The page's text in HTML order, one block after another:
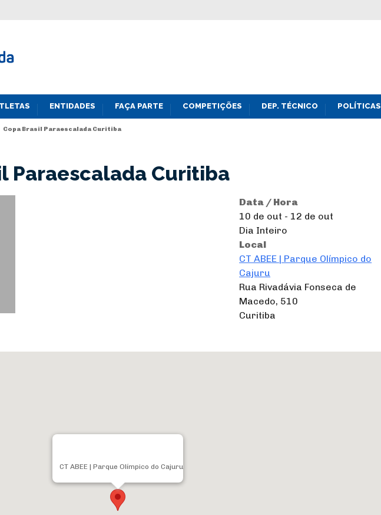
ENTIDADES FAÇA PARTE COMPETIÇÕES DEP. TÉCNICO POLÍTICAS
Copa Brasil Paraescalada Curitiba
Paraescalada Curitiba
Data / Hora
10 de out - 12 de out
Dia Inteiro
Local
CT ABEE | Parque Olímpico do
Cajuru
Rua Rivadávia Fonseca de
Macedo, 510
Curitiba
CT ABEE | Parque Olímpico do Cajuru